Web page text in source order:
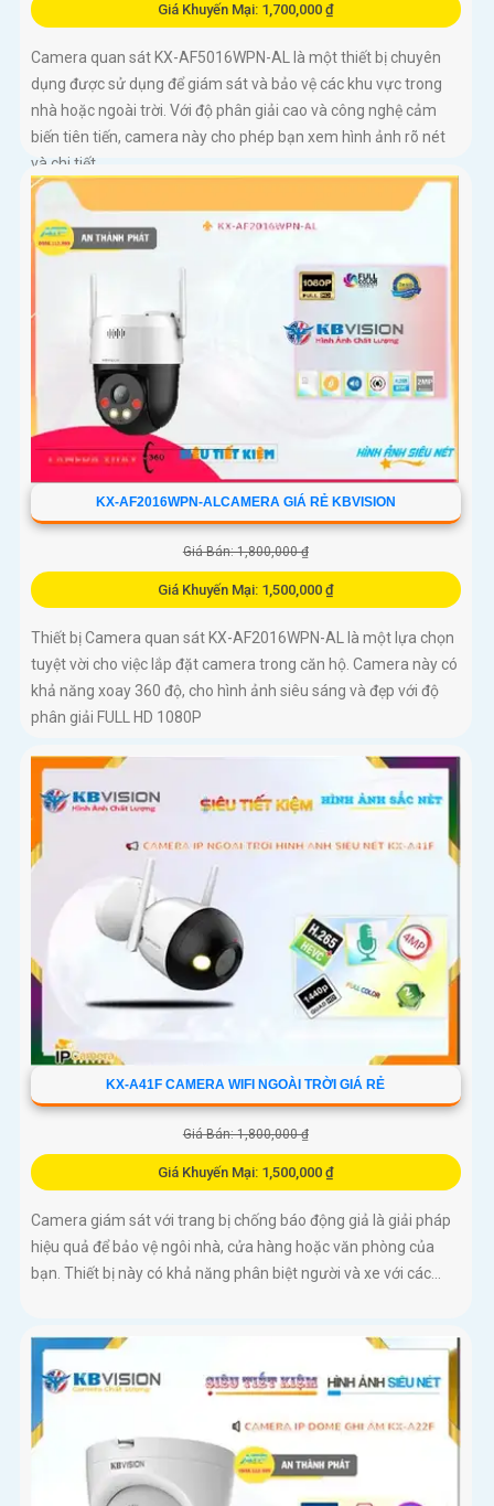
Giá Khuyến Mại: 1,700,000 ₫
Camera quan sát KX-AF5016WPN-AL là một thiết bị chuyên
dụng được sử dụng để giám sát và bảo vệ các khu vực trong
nhà hoặc ngoài trời. Với độ phân giải cao và công nghệ cảm
biến tiên tiến, camera này cho phép bạn xem hình ảnh rõ nét
và chi tiết
KX-AF2016WPN-ALCAMERA GIÁ RẺ KBVISION
Giá Bán: 1,800,000 ₫
Giá Khuyến Mại: 1,500,000 ₫
Thiết bị Camera quan sát KX-AF2016WPN-AL là một lựa chọn
tuyệt vời cho việc lắp đặt camera trong căn hộ. Camera này có
khả năng xoay 360 độ, cho hình ảnh siêu sáng và đẹp với độ
phân giải FULL HD 1080P
KX-A41F CAMERA WIFI NGOÀI TRỜI GIÁ RẺ
Giá Bán: 1,800,000 ₫
Giá Khuyến Mại: 1,500,000 ₫
Camera giám sát với trang bị chống báo động giả là giải pháp
hiệu quả để bảo vệ ngôi nhà, cửa hàng hoặc văn phòng của
bạn. Thiết bị này có khả năng phân biệt người và xe với các...